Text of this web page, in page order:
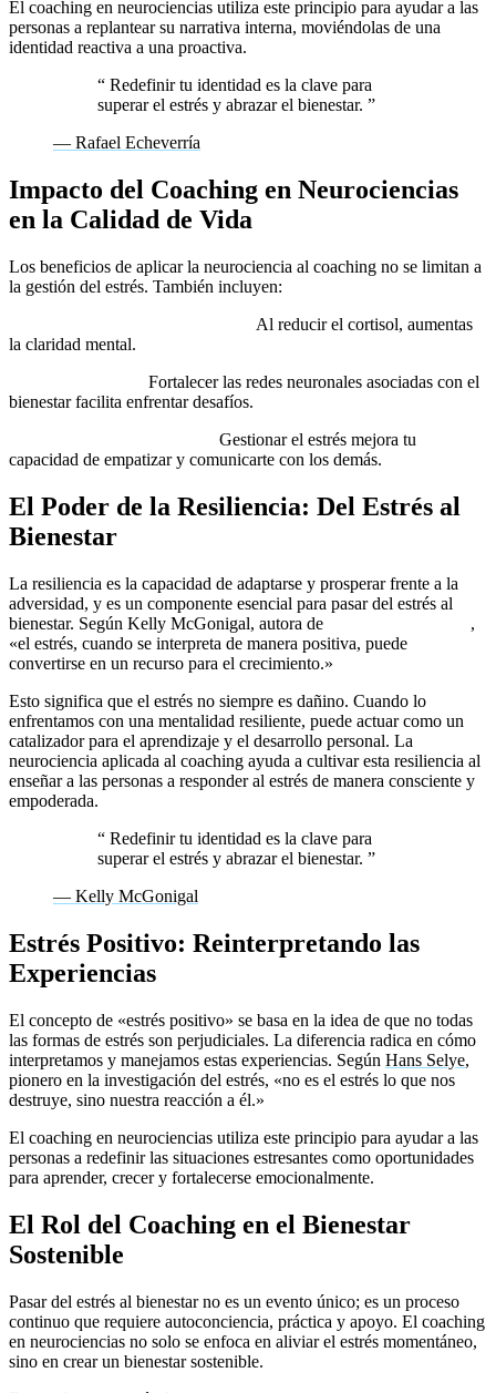
El coaching en neurociencias utiliza este principio para ayudar a las
personas a replantear su narrativa interna, moviéndolas de una
identidad reactiva a una proactiva.
“ Redefinir tu identidad es la clave para
superar el estrés y abrazar el bienestar. ”
— Rafael Echeverría
Impacto del Coaching en Neurociencias
en la Calidad de Vida
Los beneficios de aplicar la neurociencia al coaching no se limitan a
la gestión del estrés. También incluyen:
Al reducir el cortisol, aumentas
la claridad mental.
Fortalecer las redes neuronales asociadas con el
bienestar facilita enfrentar desafíos.
Gestionar el estrés mejora tu
capacidad de empatizar y comunicarte con los demás.
El Poder de la Resiliencia: Del Estrés al
Bienestar
La resiliencia es la capacidad de adaptarse y prosperar frente a la
adversidad, y es un componente esencial para pasar del estrés al
bienestar. Según Kelly McGonigal, autora de
,
«el estrés, cuando se interpreta de manera positiva, puede
convertirse en un recurso para el crecimiento.»
Esto significa que el estrés no siempre es dañino. Cuando lo
enfrentamos con una mentalidad resiliente, puede actuar como un
catalizador para el aprendizaje y el desarrollo personal. La
neurociencia aplicada al coaching ayuda a cultivar esta resiliencia al
enseñar a las personas a responder al estrés de manera consciente y
empoderada.
“ Redefinir tu identidad es la clave para
superar el estrés y abrazar el bienestar. ”
— Kelly McGonigal
Estrés Positivo: Reinterpretando las
Experiencias
El concepto de «estrés positivo» se basa en la idea de que no todas
las formas de estrés son perjudiciales. La diferencia radica en cómo
interpretamos y manejamos estas experiencias. Según Hans Selye,
pionero en la investigación del estrés, «no es el estrés lo que nos
destruye, sino nuestra reacción a él.»
El coaching en neurociencias utiliza este principio para ayudar a las
personas a redefinir las situaciones estresantes como oportunidades
para aprender, crecer y fortalecerse emocionalmente.
El Rol del Coaching en el Bienestar
Sostenible
Pasar del estrés al bienestar no es un evento único; es un proceso
continuo que requiere autoconciencia, práctica y apoyo. El coaching
en neurociencias no solo se enfoca en aliviar el estrés momentáneo,
sino en crear un bienestar sostenible.